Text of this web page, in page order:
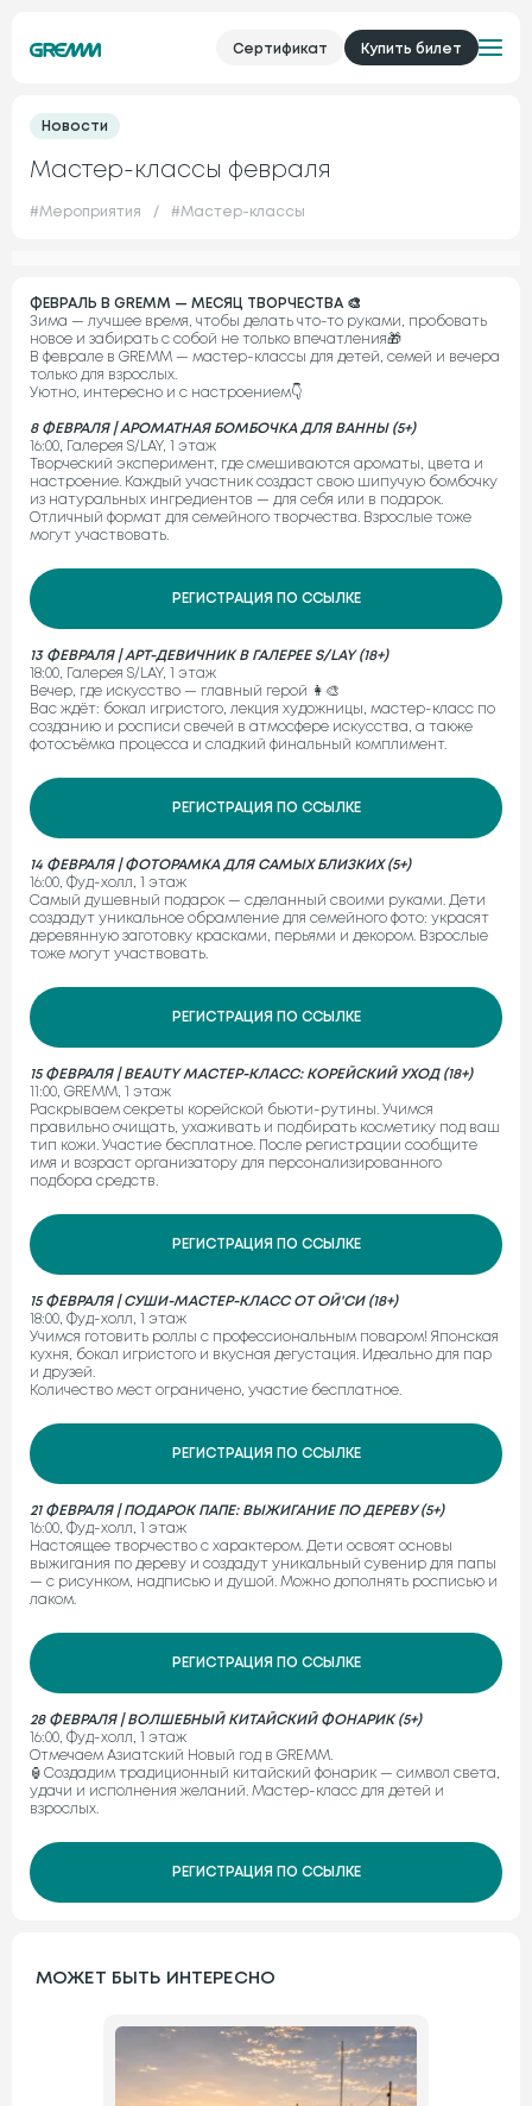
Сертификат Купить билет
Новости
Мастер-классы февраля
#Мероприятия / #Мастер-классы
ФЕВРАЛЬ В GREMM — МЕСЯЦ ТВОРЧЕСТВА 🎨
Зима — лучшее время, чтобы делать что-то руками, пробовать
новое и забирать с собой не только впечатления🎁
В феврале в GREMM — мастер-классы для детей, семей и вечера
только для взрослых.
Уютно, интересно и с настроением👇
8 ФЕВРАЛЯ | АРОМАТНАЯ БОМБОЧКА ДЛЯ ВАННЫ (5+)
16:00, Галерея S/LAY, 1 этаж
Творческий эксперимент, где смешиваются ароматы, цвета и
настроение. Каждый участник создаст свою шипучую бомбочку
из натуральных ингредиентов — для себя или в подарок.
Отличный формат для семейного творчества. Взрослые тоже
могут участвовать.
РЕГИСТРАЦИЯ ПО ССЫЛКЕ
13 ФЕВРАЛЯ | АРТ-ДЕВИЧНИК В ГАЛЕРЕЕ S/LAY (18+)
18:00, Галерея S/LAY, 1 этаж
Вечер, где искусство — главный герой 👩‍🎨
Вас ждёт: бокал игристого, лекция художницы, мастер-класс по
созданию и росписи свечей в атмосфере искусства, а также
фотосъёмка процесса и сладкий финальный комплимент.
РЕГИСТРАЦИЯ ПО ССЫЛКЕ
14 ФЕВРАЛЯ | ФОТОРАМКА ДЛЯ САМЫХ БЛИЗКИХ (5+)
16:00, Фуд-холл, 1 этаж
Самый душевный подарок — сделанный своими руками. Дети
создадут уникальное обрамление для семейного фото: украсят
деревянную заготовку красками, перьями и декором. Взрослые
тоже могут участвовать.
РЕГИСТРАЦИЯ ПО ССЫЛКЕ
15 ФЕВРАЛЯ | BEAUTY МАСТЕР-КЛАСС: КОРЕЙСКИЙ УХОД (18+)
11:00, GREMM, 1 этаж
Раскрываем секреты корейской бьюти-рутины. Учимся
правильно очищать, ухаживать и подбирать косметику под ваш
тип кожи. Участие бесплатное. После регистрации сообщите
имя и возраст организатору для персонализированного
подбора средств.
РЕГИСТРАЦИЯ ПО ССЫЛКЕ
15 ФЕВРАЛЯ | СУШИ-МАСТЕР-КЛАСС ОТ ОЙ'СИ (18+)
18:00, Фуд-холл, 1 этаж
Учимся готовить роллы с профессиональным поваром! Японская
кухня, бокал игристого и вкусная дегустация. Идеально для пар
и друзей.
Количество мест ограничено, участие бесплатное.
РЕГИСТРАЦИЯ ПО ССЫЛКЕ
21 ФЕВРАЛЯ | ПОДАРОК ПАПЕ: ВЫЖИГАНИЕ ПО ДЕРЕВУ (5+)
16:00, Фуд-холл, 1 этаж
Настоящее творчество с характером. Дети освоят основы
выжигания по дереву и создадут уникальный сувенир для папы
— с рисунком, надписью и душой. Можно дополнять росписью и
лаком.
РЕГИСТРАЦИЯ ПО ССЫЛКЕ
28 ФЕВРАЛЯ | ВОЛШЕБНЫЙ КИТАЙСКИЙ ФОНАРИК (5+)
16:00, Фуд-холл, 1 этаж
Отмечаем Азиатский Новый год в GREMM.
🏮Создадим традиционный китайский фонарик — символ света,
удачи и исполнения желаний. Мастер-класс для детей и
взрослых.
РЕГИСТРАЦИЯ ПО ССЫЛКЕ
МОЖЕТ БЫТЬ ИНТЕРЕСНО